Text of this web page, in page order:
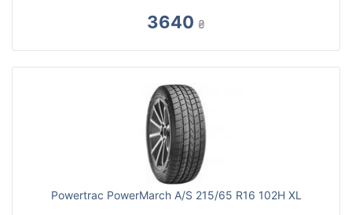
3640 ₴
Powertrac PowerMarch A/S 215/65 R16 102H XL